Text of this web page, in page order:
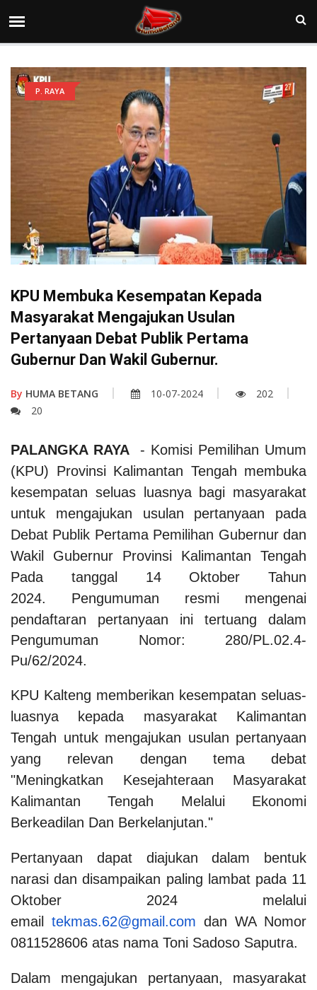
P. RAYA
KPU Membuka Kesempatan Kepada
Masyarakat Mengajukan Usulan
Pertanyaan Debat Publik Pertama
Gubernur Dan Wakil Gubernur.
By HUMA BETANG 10-07-2024
202
20
PALANGKA RAYA
- Komisi Pemilihan Umum
(KPU) Provinsi Kalimantan Tengah membuka
kesempatan seluas luasnya bagi masyarakat
untuk mengajukan usulan pertanyaan pada
Debat Publik Pertama Pemilihan Gubernur dan
Wakil Gubernur Provinsi Kalimantan Tengah
Pada tanggal 14 Oktober Tahun
2024. Pengumuman resmi mengenai
pendaftaran pertanyaan ini tertuang dalam
Pengumuman Nomor: 280/PL.02.4-
Pu/62/2024.
KPU Kalteng memberikan kesempatan seluas-
luasnya kepada masyarakat Kalimantan
Tengah untuk mengajukan usulan pertanyaan
yang relevan dengan tema debat
"Meningkatkan Kesejahteraan Masyarakat
Kalimantan Tengah Melalui Ekonomi
Berkeadilan Dan Berkelanjutan."
Pertanyaan dapat diajukan dalam bentuk
narasi dan disampaikan paling lambat pada 11
Oktober 2024 melalui
email tekmas.62@gmail.com dan WA Nomor
0811528606 atas nama Toni Sadoso Saputra.
Dalam mengajukan pertanyaan, masyarakat